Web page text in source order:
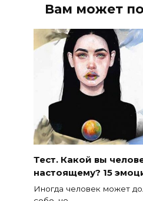
Вам может
Тест. Какой вы
настоящему? 15
Иногда человек может